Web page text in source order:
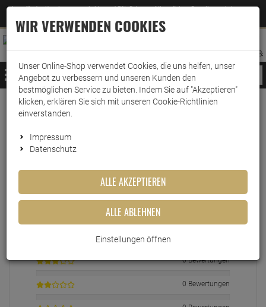
Jetzt für den Newsletter entscheiden und 5% Rabatt auf Ihre nächste Bestellung erhalten
–Zum Newsletter
ANMELDEN
AUFKLAPPEN
MERKZETTEL
WARENKORB:
MENÜ
Echte
EINLOGGEN UND BEWERTUNG SCHREIBEN
0 Bewertungen
0 Bewertungen
WIR VERWENDEN COOKIES
Unser Online-Shop verwendet Cookies, die uns helfen, unser
Angebot zu verbessern und unseren Kunden den
bestmöglichen Service zu bieten. Indem Sie auf "Akzeptieren"
klicken, erklären Sie sich mit unseren Cookie-Richtlinien
einverstanden.
Impressum
Datenschutz
ALLE AKZEPTIEREN
ALLE ABLEHNEN
Einstellungen öffnen